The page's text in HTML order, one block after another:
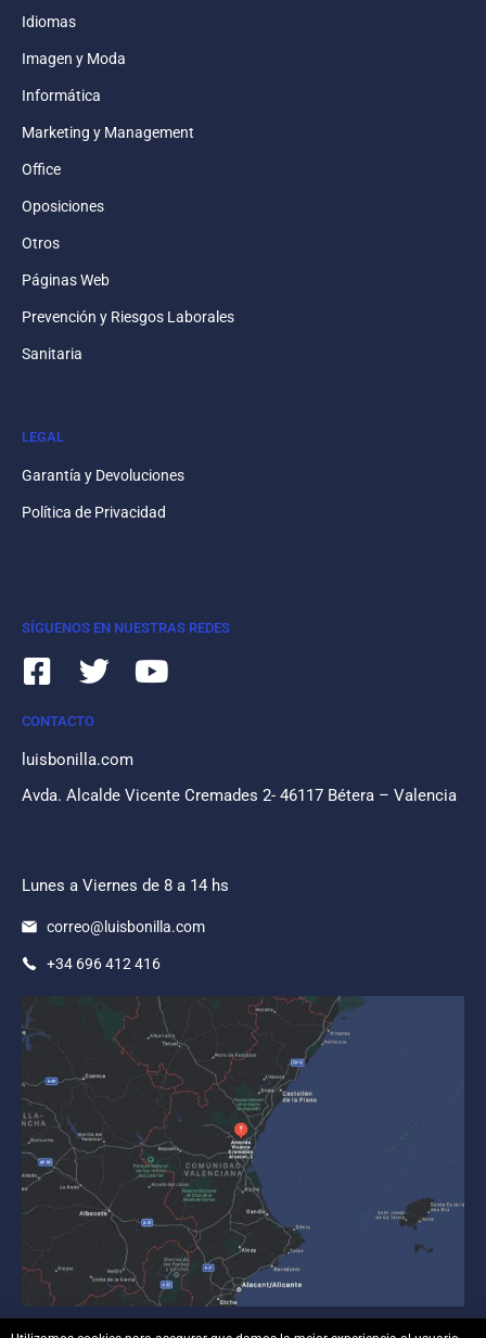
Idiomas
Imagen y Moda
Informática
Marketing y Management
Office
Oposiciones
Otros
Páginas Web
Prevención y Riesgos Laborales
Sanitaria
LEGAL
Garantía y Devoluciones
Política de Privacidad
SÍGUENOS EN NUESTRAS REDES
CONTACTO
luisbonilla.com
Avda. Alcalde Vicente Cremades 2- 46117 Bétera – Valencia
Lunes a Viernes de 8 a 14 hs
correo@luisbonilla.com
+34 696 412 416